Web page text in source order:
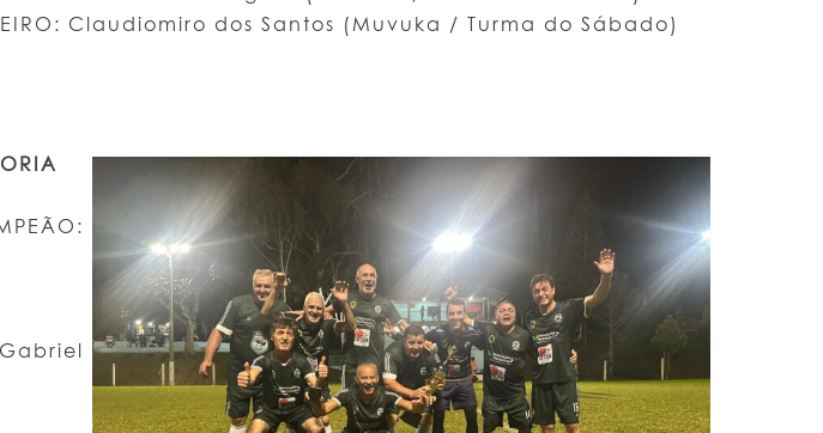
Claudiomiro dos Santos (Muvuka / Turma do Sábado)